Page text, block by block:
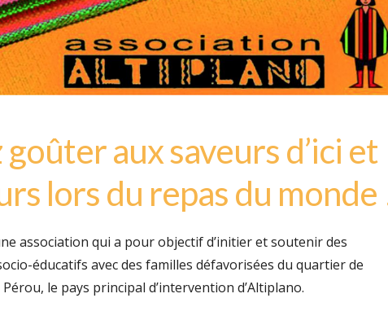
aux saveurs d’ici et
lors du repas du monde
association qui a pour objectif d’initier et soutenir des
éducatifs avec des familles défavorisées du quartier de
Pérou, le pays principal d’intervention d’Altiplano.